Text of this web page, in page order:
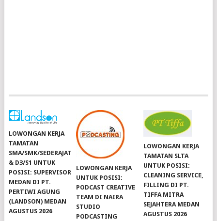
LOWONGAN KERJA
TAMATAN
SMA/SMK/SEDERAJAT
& D3/S1 UNTUK
POSISI: SUPERVISOR
MEDAN DI PT.
PERTIWI AGUNG
(LANDSON) MEDAN
AGUSTUS 2026
LOWONGAN KERJA
UNTUK POSISI:
PODCAST CREATIVE
TEAM DI NAIRA
STUDIO
PODCASTING
LOWONGAN KERJA
TAMATAN SLTA
UNTUK POSISI:
CLEANING SERVICE,
FILLING DI PT.
TIFFA MITRA
SEJAHTERA MEDAN
AGUSTUS 2026